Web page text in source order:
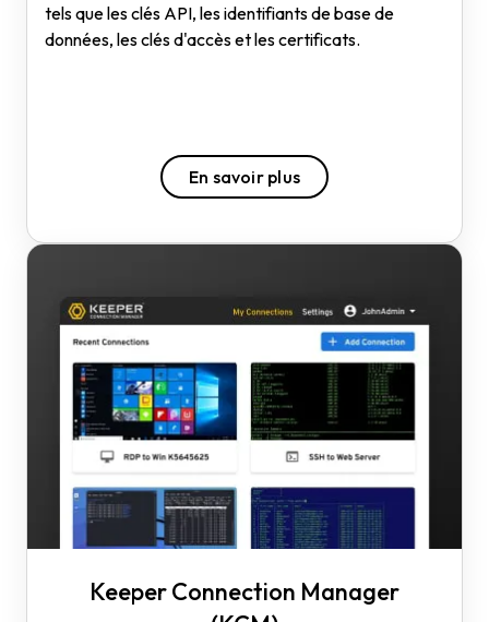
tels que les clés API, les identifiants de base de
données, les clés d'accès et les certificats.
En savoir plus
Keeper Connection Manager